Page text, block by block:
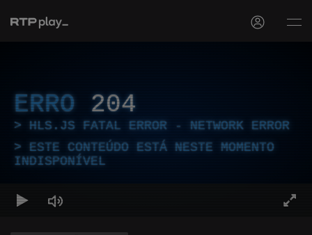
ERRO 204
HLS.JS FATAL ERROR - NETWORK ERROR
ESTE CONTEÚDO ESTÁ NESTE MOMENTO
INDISPONÍVEL